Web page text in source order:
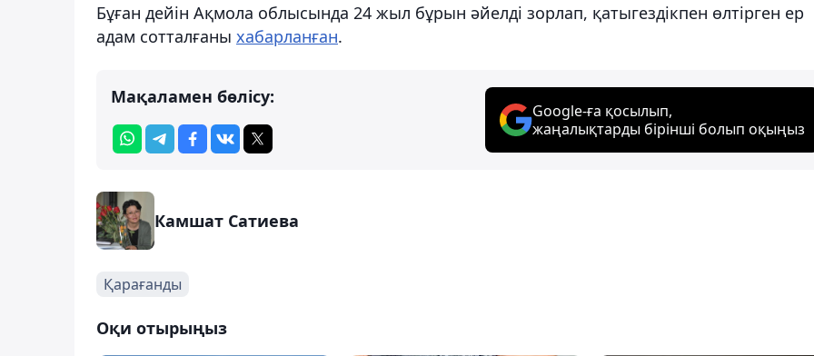
Бұған дейін Ақмола облысында 24 жыл бұрын әйелді зорлап, қатыгездікпен өлтірген ер
адам сотталғаны хабарланған.
Мақаламен бөлісу:
Google-ға қосылып,
жаңалықтарды бірінші болып оқыңыз
Камшат Сатиева
Қарағанды
Оқи отырыңыз